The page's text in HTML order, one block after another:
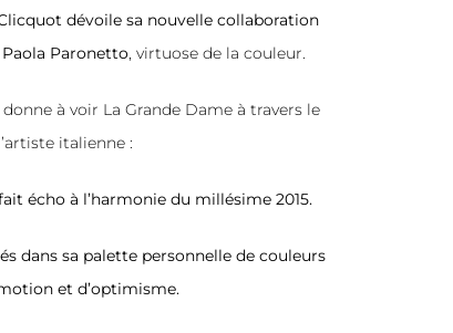
dévoile sa nouvelle collaboration
Paronetto, virtuose de la couleur.
à voir La Grande Dame à travers le
italienne :
écho à l’harmonie du millésime 2015.
dans sa palette personnelle de couleurs
et d’optimisme.